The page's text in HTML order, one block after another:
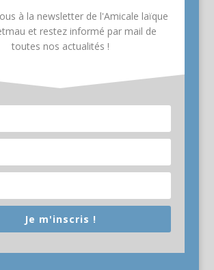
à la newsletter de l'Amicale laïque
et restez informé par mail de
toutes nos actualités !
Je m'inscris !